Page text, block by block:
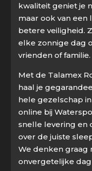
kwaliteit geniet je
maar ook van
betere veiligheid.
elke zonnige dag
vrienden of familie.
Met de Talamex
haal je
hele gezelschap
online bij
snelle levering en
over de juiste
We denken graag
onvergetelijke